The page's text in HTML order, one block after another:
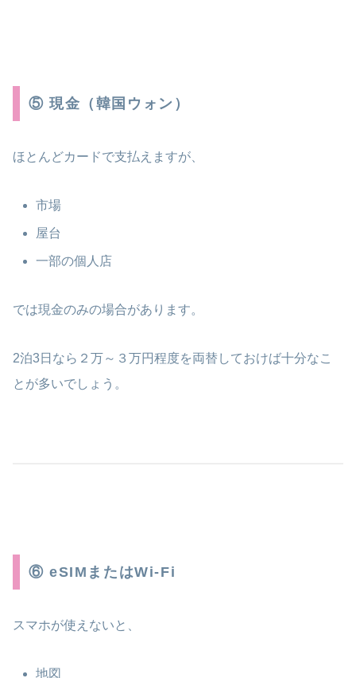
⑤ 現金（韓国ウォン）
ほとんどカードで支払えますが、
市場
屋台
一部の個人店
では現金のみの場合があります。
2泊3日なら２万～３万円程度を両替しておけば十分なこ
とが多いでしょう。
⑥ eSIMまたはWi-Fi
スマホが使えないと、
地図